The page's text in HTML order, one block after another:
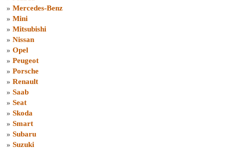
» Mercedes-Benz
» Mini
» Mitsubishi
» Nissan
» Opel
» Peugeot
» Porsche
» Renault
» Saab
» Seat
» Skoda
» Smart
» Subaru
» Suzuki